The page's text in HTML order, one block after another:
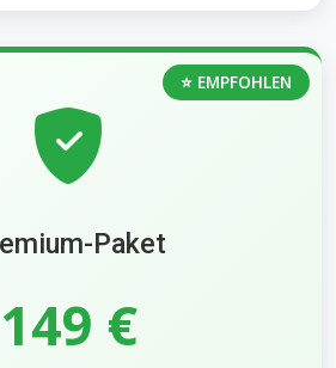
Paket
⭐ EMPFOHLEN
149 €